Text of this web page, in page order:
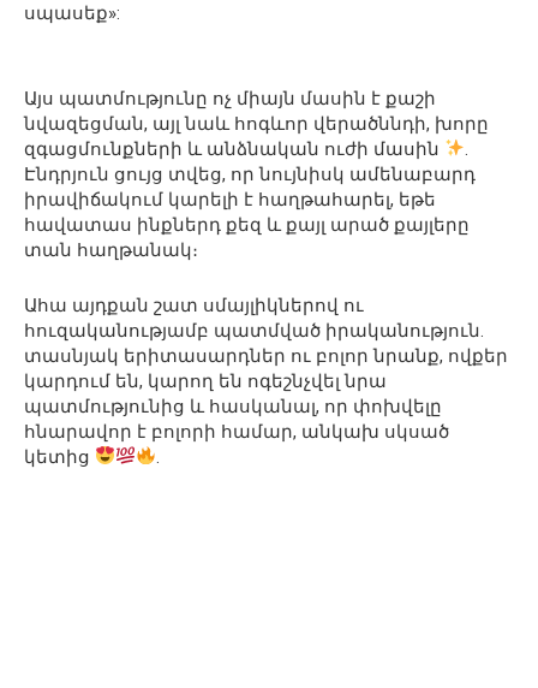
սպասեք»:
Այս պատմությունը ոչ միայն մասին է քաշի
նվազեցման, այլ նաև հոգևոր վերածննդի, խորը
զգացմունքների և անձնական ուժի մասին
.
Էնդրյուն ցույց տվեց, որ նույնիսկ ամենաբարդ
իրավիճակում կարելի է հաղթահարել, եթե
հավատաս ինքներդ քեզ և քայլ արած քայլերը
տան հաղթանակ։
Ահա այդքան շատ սմայլիկներով ու
հուզականությամբ պատմված իրականություն.
տասնյակ երիտասարդներ ու բոլոր նրանք, ովքեր
կարդում են, կարող են ոգեշնչվել նրա
պատմությունից և հասկանալ, որ փոխվելը
հնարավոր է բոլորի համար, անկախ սկսած
կետից
.